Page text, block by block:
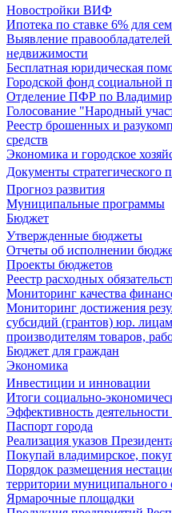
Новостройки ВИФ
Ипотека по ставке 6% для
Выявление
недвижимости
Бесплатная юридическая
Городской фонд социальной
Отделение ПФР по
Голосование "Народный
Реестр брошенных и
средств
Экономика и городское
Документы стратегического
Прогноз развития
Муниципальные программы
Бюджет
Утвержденные бюджеты
Отчеты об исполнении
Проекты бюджетов
Реестр расходных
Мониторинг качества
Мониторинг достижения
субсидий (грантов) юр.
производителям товаров,
Бюджет для граждан
Экономика
Инвестиции и инновации
Итоги социально-
Эффективность
Паспорт города
Реализация указов
Покупай владимирское,
Порядок размещения
территории муниципального
Ярмарочные площадки